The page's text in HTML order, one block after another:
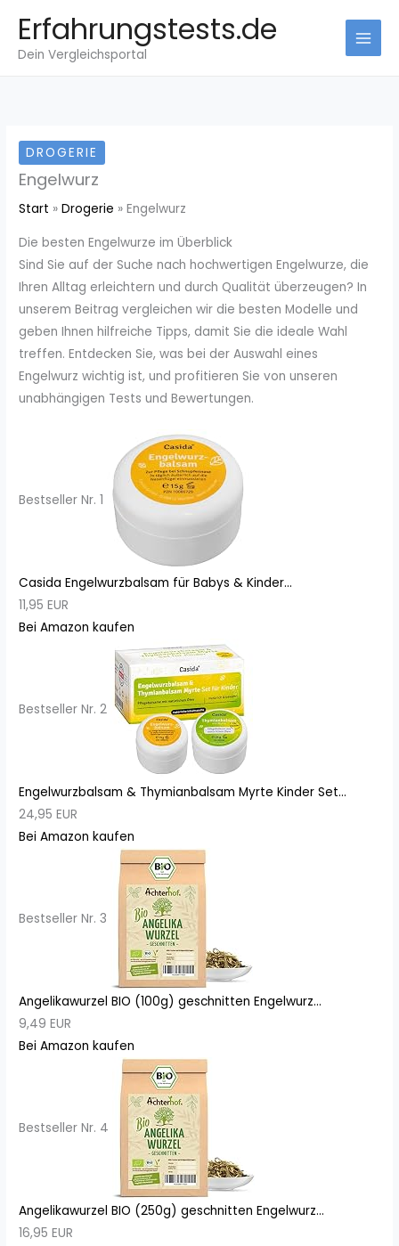
Inhalt
springen
Erfahrungstests.de
Dein Vergleichsportal
DROGERIE
Engelwurz
Start Drogerie Engelwurz
Die besten Engelwurze im Überblick
Sind Sie auf der Suche nach hochwertigen Engelwurze, die
Ihren Alltag erleichtern und durch Qualität überzeugen? In
unserem Beitrag vergleichen wir die besten Modelle und
geben Ihnen hilfreiche Tipps, damit Sie die ideale Wahl
treffen. Entdecken Sie, was bei der Auswahl eines
Engelwurz wichtig ist, und profitieren Sie von unseren
unabhängigen Tests und Bewertungen.
Bestseller Nr. 1
Casida Engelwurzbalsam für Babys & Kinder...
11,95 EUR
Bei Amazon kaufen
Bestseller Nr. 2
Engelwurzbalsam & Thymianbalsam Myrte Kinder Set...
24,95 EUR
Bei Amazon kaufen
Bestseller Nr. 3
Angelikawurzel BIO (100g) geschnitten Engelwurz...
9,49 EUR
Bei Amazon kaufen
Bestseller Nr. 4
Angelikawurzel BIO (250g) geschnitten Engelwurz...
16,95 EUR